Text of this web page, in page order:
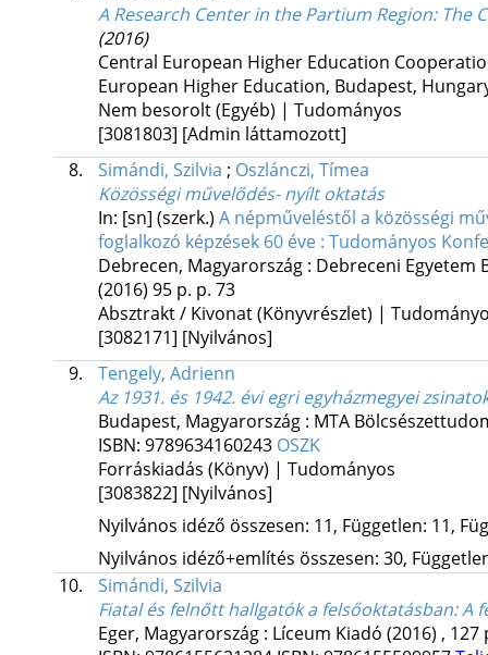
A Research Center in the Partium Region:
(2016)
Central European Higher Education
European Higher Education, Budapest,
Nem besorolt (Egyéb) | Tudományos
[3081803] [Admin láttamozott]
8.
Simándi, Szilvia ; Oszlánczi, Tímea
Közösségi művelődés- nyílt oktatás
In: [sn] (szerk.) A népműveléstől a közösségi
foglalkozó képzések 60 éve : Tudományos
Debrecen, Magyarország : Debreceni Egyetem
(2016) 95 p. p. 73
Absztrakt / Kivonat (Könyvrészlet) |
[3082171] [Nyilvános]
9.
Tengely, Adrienn
Az 1931. és 1942. évi egri egyházmegyei
Budapest, Magyarország : MTA
ISBN: 9789634160243 OSZK
Forráskiadás (Könyv) | Tudományos
[3083822] [Nyilvános]
Nyilvános idéző összesen: 11, Független: 11,
Nyilvános idéző+említés összesen: 30,
10.
Simándi, Szilvia
Fiatal és felnőtt hallgatók a felsőoktatásban: A
Eger, Magyarország : Líceum Kiadó (2016) , 127